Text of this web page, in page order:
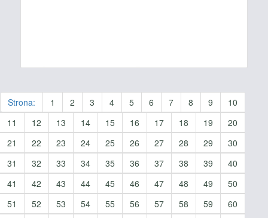
Strona: 1 2 3 4 5 6 7 8 9
10
11
12 13 14 15 16 17 18 19
20
21
22 23 24 25 26 27 28 29
30
31
32 33 34 35 36 37 38 39
40
41
42 43 44 45 46 47 48 49
50
51
52 53 54 55 56 57 58 59
60